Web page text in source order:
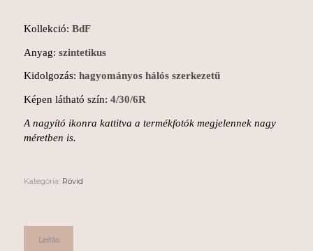
Kollekció: BdF
Anyag: szintetikus
Kidolgozás: hagyományos hálós szerkezetű
Képen látható szín: 4/30/6R
A nagyító ikonra kattitva a termékfotók megjelennek nagy
méretben is.
Kategória: Rövid
Leírás